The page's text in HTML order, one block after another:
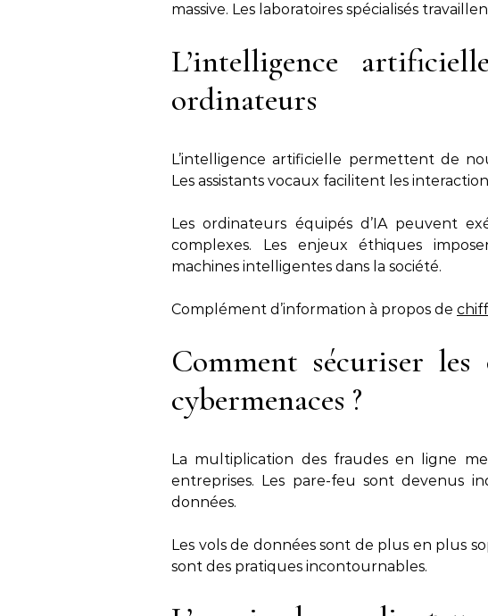
massive. Les laboratoires spécialisés
L’intelligence
ordinateurs
L’intelligence artificielle permettent de
Les assistants vocaux facilitent les
Les ordinateurs équipés d’IA peuvent
complexes. Les enjeux éthiques
machines intelligentes dans la société.
Complément d’information à propos de
Comment sécuriser
cybermenaces ?
La multiplication des fraudes en ligne
entreprises. Les pare-feu sont devenus
données.
Les vols de données sont de plus en plus
sont des pratiques incontournables.